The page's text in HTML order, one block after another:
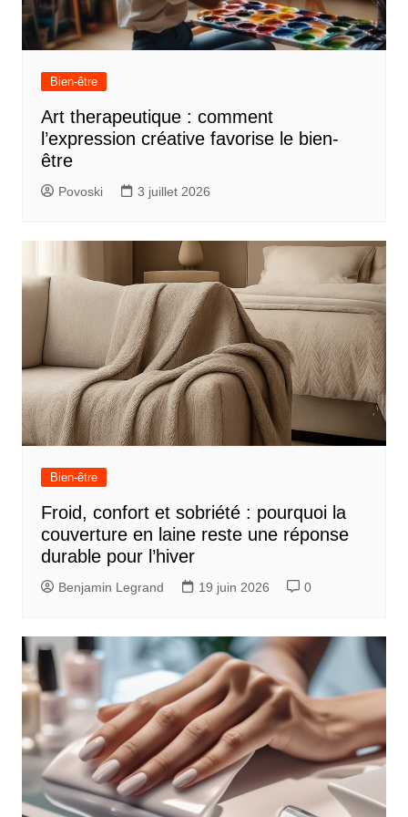
Bien-être
Art therapeutique : comment
l’expression créative favorise le bien-
être
Povoski 3 juillet 2026
Bien-être
Froid, confort et sobriété : pourquoi la
couverture en laine reste une réponse
durable pour l’hiver
Benjamin Legrand 19 juin 2026 0